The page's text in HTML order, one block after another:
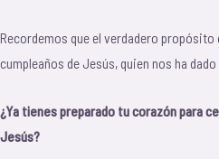
Recordemos que el verdadero propósito
cumpleaños de Jesús, quien nos ha
¿Ya tienes preparado tu corazón para
Jesús?